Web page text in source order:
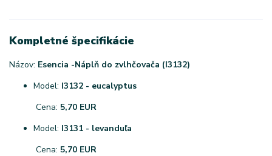
Kompletné špecifikácie
Názov: Esencia -Náplň do zvlhčovača (I3132)
Model: I3132 - eucalyptus
Cena: 5,70 EUR
Model: I3131 - levanduľa
Cena: 5,70 EUR